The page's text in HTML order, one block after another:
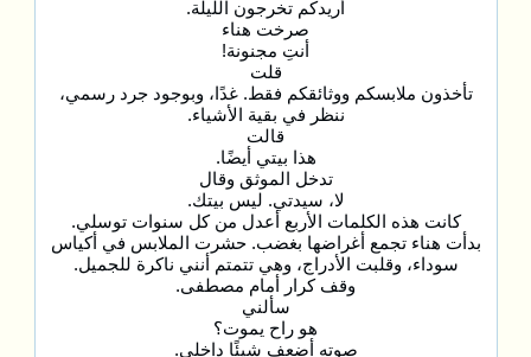
أريدكم تخرجون الليلة.
صرخت هناء
أنتِ مجنونة!
قلت
تأخذون ملابسكم ووثائقكم فقط. غدًا، وبوجود جرد رسمي،
ننظر في بقية الأشياء.
قالت
هذا بيتي أيضًا.
تدخل الموثق وقال
لا، سيدتي. ليس بيتك.
كانت هذه الكلمات الأربع أعدل من كل سنوات توسلي.
بدأت هناء تجمع أغراضها بغضب. حشرت الملابس في أكياس
سوداء، وقلبت الأدراج، وهي تتمتم أنني ناكرة للجميل.
وقف كرار أمام مصطفى.
سألني
هو راح يموت؟
صوته أضعف شيئًا داخلي.